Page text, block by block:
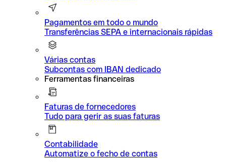
Pagamentos em todo o mundo
Transferências SEPA e internacionais rápidas
Várias contas
Subcontas com IBAN dedicado
Ferramentas financeiras
Faturas de fornecedores
Tudo para gerir as suas faturas
Contabilidade
Automatize o fecho de contas